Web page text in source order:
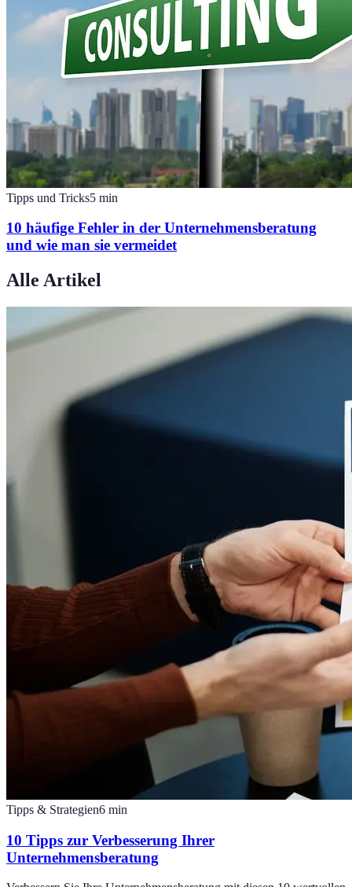
Tipps und Tricks5 min
10 häufige Fehler in der Unternehmensberatung
und wie man sie vermeidet
Alle Artikel
Tipps & Strategien6 min
10 Tipps zur Verbesserung Ihrer
Unternehmensberatung